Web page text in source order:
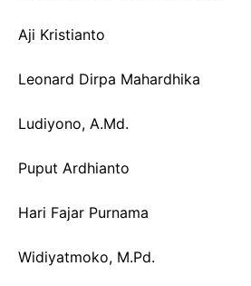
Aji Kristianto
Leonard Dirpa Mahardhika
Ludiyono, A.Md.
Puput Ardhianto
Hari Fajar Purnama
Widiyatmoko, M.Pd.